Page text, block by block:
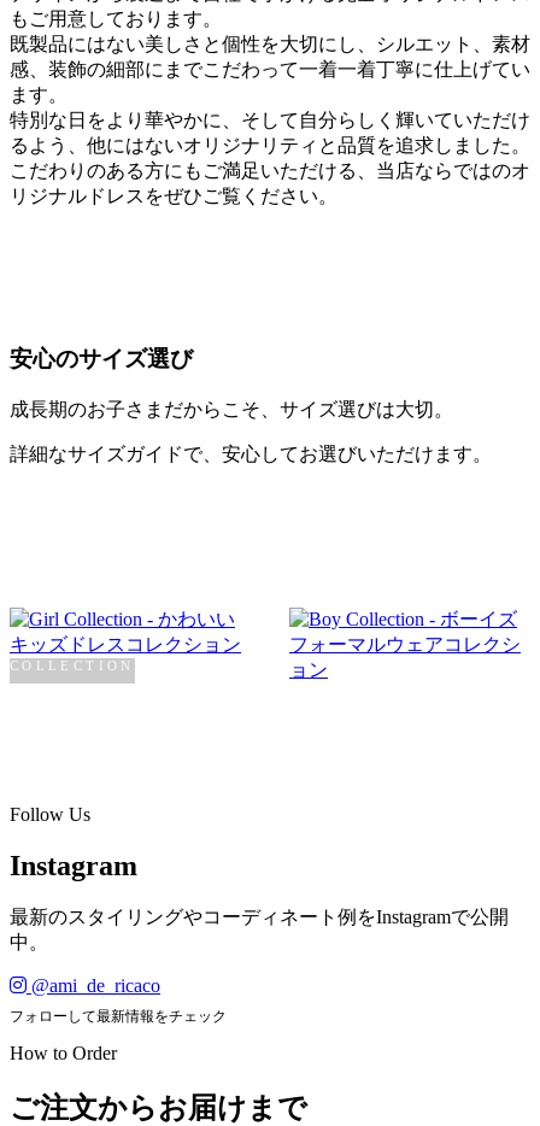
もご用意しております。
既製品にはない美しさと個性を大切にし、シルエット、素材
感、装飾の細部にまでこだわって一着一着丁寧に仕上げてい
ます。
特別な日をより華やかに、そして自分らしく輝いていただけ
るよう、他にはないオリジナリティと品質を追求しました。
こだわりのある方にもご満足いただける、当店ならではのオ
リジナルドレスをぜひご覧ください。
安心のサイズ選び
成長期のお子さまだからこそ、サイズ選びは大切。
詳細なサイズガイドで、安心してお選びいただけます。
COLLECTION
Follow Us
Instagram
最新のスタイリングやコーディネート例をInstagramで公開
中。
@ami_de_ricaco
フォローして最新情報をチェック
How to Order
ご注文からお届けまで